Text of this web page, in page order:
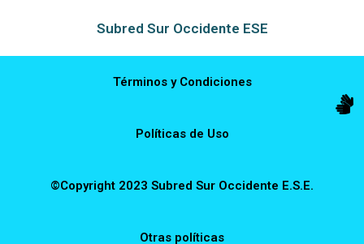
Subred Sur Occidente ESE
Términos y Condiciones
Políticas de Uso
©Copyright 2023 Subred Sur Occidente E.S.E.
Otras políticas